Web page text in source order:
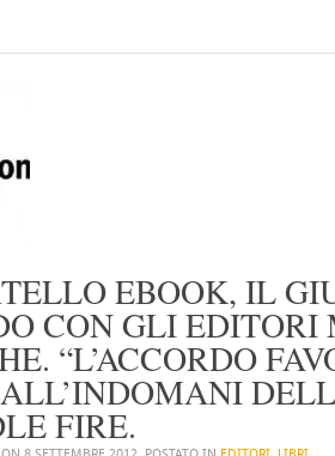
EBOOK, IL
CON GLI
“L’ACCORDO
FIRE.